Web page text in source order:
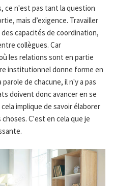
ce n'est pas tant la question
mais d’exigence. Travailler
capacités de coordination,
collègues. Car
les relations sont en partie
institutionnel donne forme en
de chacune, il n'y a pas
doivent donc avancer en se
implique de savoir élaborer
C'est en cela que je